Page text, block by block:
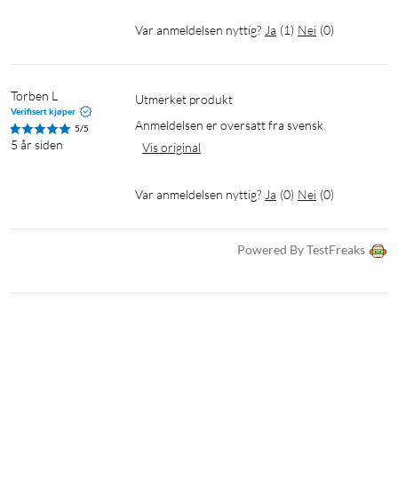
Var anmeldelsen nyttig? Ja (1) Nei (0)
Torben L
Verifisert kjøper
5/5
5 år siden
utmerket produkt
Anmeldelsen er oversatt fra svensk
Vis original
Var anmeldelsen nyttig? Ja (0) Nei (0)
Powered By TestFreaks